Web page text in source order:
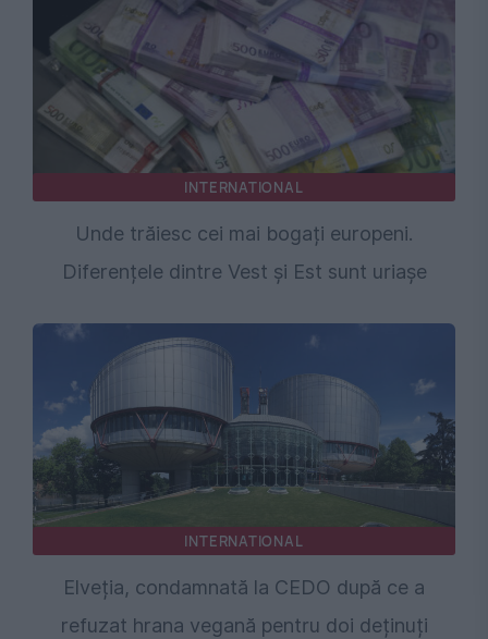
INTERNATIONAL
Unde trăiesc cei mai bogați europeni.
Diferențele dintre Vest și Est sunt uriașe
INTERNATIONAL
Elveția, condamnată la CEDO după ce a
refuzat hrana vegană pentru doi deținuți